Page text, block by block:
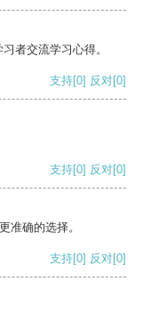
者交流学习心得。
支持[0] 反对[0]
支持[0] 反对[0]
准确的选择。
支持[0] 反对[0]